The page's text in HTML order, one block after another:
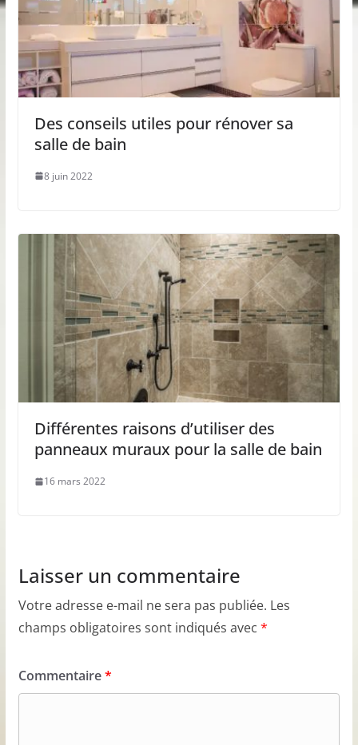
Des conseils utiles pour rénover sa
salle de bain
8 juin 2022
Différentes raisons d’utiliser des
panneaux muraux pour la salle de bain
16 mars 2022
Laisser un commentaire
Votre adresse e-mail ne sera pas publiée. Les
champs obligatoires sont indiqués avec *
Commentaire*